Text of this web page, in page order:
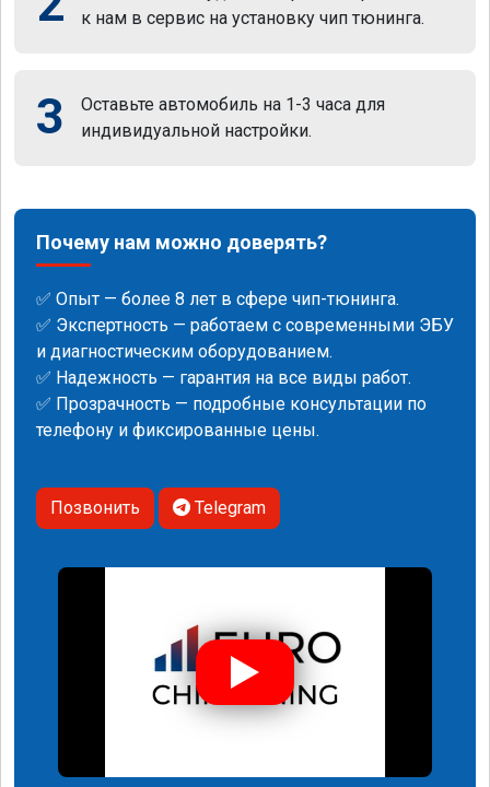
к нам в сервис на установку чип тюнинга.
3
Оставьте автомобиль на 1-3 часа для
индивидуальной настройки.
Почему нам можно доверять?
✅ Опыт — более 8 лет в сфере чип-тюнинга.
✅ Экспертность — работаем с современными ЭБУ
и диагностическим оборудованием.
✅ Надежность — гарантия на все виды работ.
✅ Прозрачность — подробные консультации по
телефону и фиксированные цены.
Позвонить Telegram